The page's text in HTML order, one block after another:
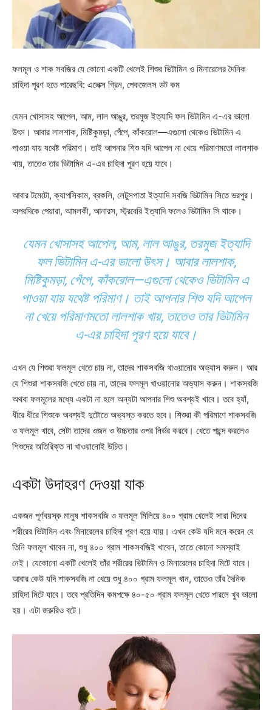
ফলমূল ও শাক সবজির যে কোনো একটি খেলেই শিশুর ভিটামিন ও মিনারেলের দৈনিক
চাহিদা পূরণ হতে পারেছবি: এলেক্স গ্রিন, পেকজেলস ডট কম
যেমন খোসাসহ আপেল, আম, লাল আঙুর, তরমুজ ইত্যাদি ফল ভিটামিন এ-এর ভালো
উৎস। আবার লালশাক, মিষ্টিকুমড়া, পেঁপে, কাঁকরোল—এগুলো থেকেও ভিটামিন এ
পাওয়া যায় যথেষ্ট পরিমাণ। তাই আপনার শিশু যদি আপেল না খেয়ে পরিমাণমতো লালশাক
খায়, তাতেও তার ভিটামিন এ-এর চাহিদা পূরণ হয়ে যাবে।
আবার টমেটো, ক্যাপসিকাম, ব্রকলি, লেটুসপাতা ইত্যাদি সবজি ভিটামিন সিতে ভরপুর।
অপরদিকে পেয়ারা, আমলকী, আনারস, স্ট্রবেরি ইত্যাদি ফলেও ভিটামিন সি থাকে।
যেমন খোসাসহ আপেল, আম, লাল আঙুর, তরমুজ ইত্যাদি
ফল ভিটামিন এ-এর ভালো উৎস। আবার লালশাক,
মিষ্টিকুমড়া, পেঁপে, কাঁকরোল—এগুলো থেকেও ভিটামিন এ
পাওয়া যায় যথেষ্ট পরিমাণ। তাই আপনার শিশু যদি আপেল
না খেয়ে পরিমাণমতো লালশাক খায়, তাতেও তার ভিটামিন
এ-এর চাহিদা পূরণ হয়ে যাবে।
এখন যে শিশুরা ফলমূল খেতে চায় না, তাদের শাকসবজি খাওয়ানোর অভ্যাস করুন। আর
যে শিশুরা শাকসবজি খেতে চায় না, তাদের ফলমূল খাওয়ানোর অভ্যাস করুন। শাকসবজি
অথবা ফলমূলের মধ্যে একটা না হলে অন্যটা আপনার শিশু অবশ্যই খাবে। তবে হ্যাঁ,
ধীরে ধীরে শিশুকে অবশ্যই দুটোতে অভ্যস্ত করতে হবে। শিশুরা কী পরিমাণে শাকসবজি
ও ফলমূল খাবে, সেটা তাদের ওজন ও উচ্চতার ওপর নির্ভর করবে। খেতে পছন্দ করলেও
শিশুদের অতিরিক্ত না খাওয়ানোই উচিত।
একটা উদাহরণ দেওয়া যাক
একজন পূর্ণবয়স্ক মানুষ শাকসবজি ও ফলমূল মিলিয়ে ৪০০ গ্রাম খেলেই সারা দিনের
শরীরের ভিটামিন এবং মিনারেলের চাহিদা পূরণ হয়ে যায়। এখন কেউ যদি মনে করেন যে
তিনি ফলমূল খাবেন না, শুধু ৪০০ গ্রাম শাকসবজিই খাবেন, তাতে কোনো সমস্যাই
নেই। যেকোনো একটি খেলেই তাঁর শরীরের ভিটামিন ও মিনারেলের চাহিদা মিটে যাবে।
আবার কেউ যদি শাকসবজি না খেয়ে শুধু ৪০০ গ্রাম ফলমূল খান, তাতেও তাঁর দৈনিক
চাহিদা মিটে যাবে। তবে প্রতিদিন কমপক্ষে ৪০-৫০ গ্রাম ফলমূল খেতে পারলে খুব ভালো
হয়। এটা জরুরিও বটে।